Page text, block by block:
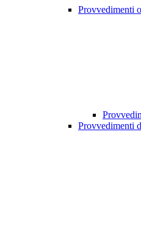
Provvedimenti
Provvedimenti